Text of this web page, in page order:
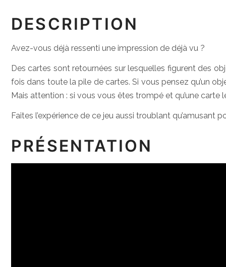
DESCRIPTION
Avez-vous déjà ressenti une impression de déjà vu ?
Des cartes sont retournées sur lesquelles figurent des
fois dans toute la pile de cartes. Si vous pensez qu’un
Mais attention : si vous vous êtes trompé et qu’une
Faites l’expérience de ce jeu aussi troublant qu’amusant
PRÉSENTATION